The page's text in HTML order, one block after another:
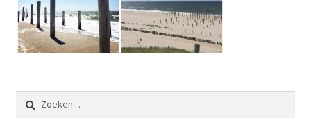
Zoeken
naar: